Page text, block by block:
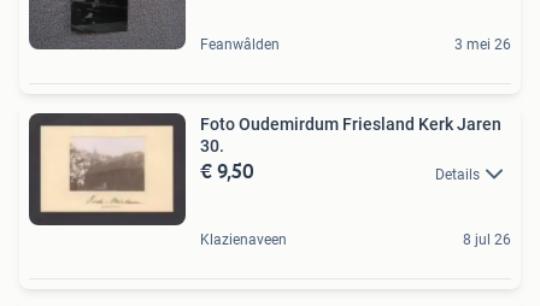
Feanwâlden 3 mei 26
Foto Oudemirdum Friesland Kerk Jaren
30.
€ 9,50 Details
Klazienaveen 8 jul 26